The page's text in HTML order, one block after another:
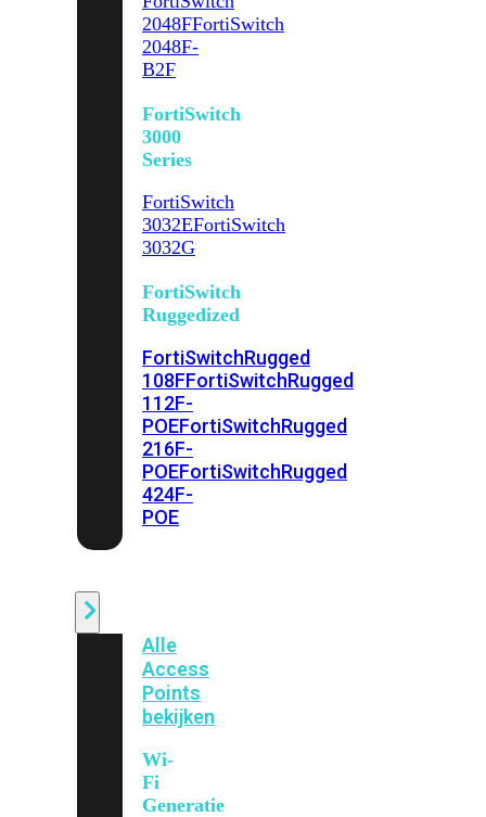
2048FFortiSwitch
2048F-
B2F
FortiSwitch
3000
Series
FortiSwitch
3032EFortiSwitch
3032G
FortiSwitch
Ruggedized
FortiSwitchRugged
108FFortiSwitchRugged
112F-
POEFortiSwitchRugged
216F-
POEFortiSwitchRugged
424F-
POE
Alle
Access
Points
bekijken
Wi-
Fi
Generatie